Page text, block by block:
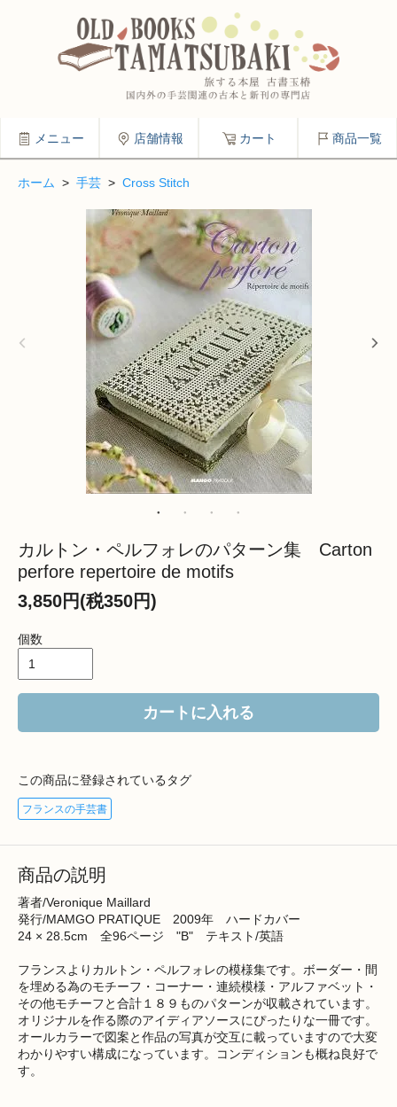
メニュー 店舗情報 カート 商品一覧
ホーム > 手芸 > Cross Stitch
カルトン・ペルフォレのパターン集 Carton
perfore repertoire de motifs
3,850円(税350円)
個数
カートに入れる
この商品に登録されているタグ
フランスの手芸書
商品の説明
著者/Veronique Maillard
発行/MAMGO PRATIQUE 2009年 ハードカバー
24 × 28.5cm 全96ページ "B" テキスト/英語
フランスよりカルトン・ペルフォレの模様集です。ボーダー・間
を埋める為のモチーフ・コーナー・連続模様・アルファベット・
その他モチーフと合計１８９ものパターンが収載されています。
オリジナルを作る際のアイディアソースにぴったりな一冊です。
オールカラーで図案と作品の写真が交互に載っていますので大変
わかりやすい構成になっています。コンディションも概ね良好で
す。